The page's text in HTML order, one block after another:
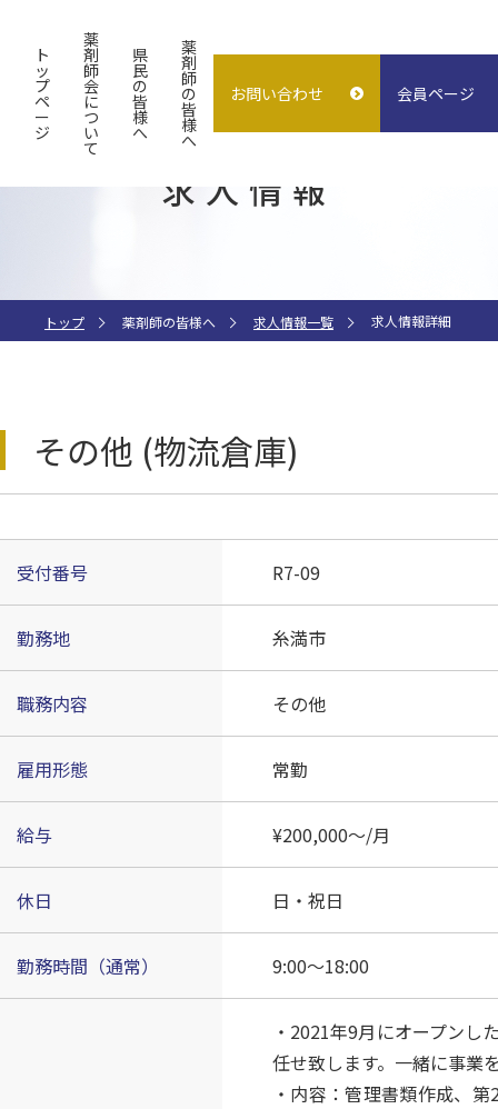
ト
ッ
プ
ペ
ー
ジ
薬
剤
師
会
に
つ
い
て
概要
試験検査センター
施設貸出
県
民
の
皆
様
へ
よくある質問
子どもの誤飲
薬
剤
師
の
皆
様
へ
入会案内
求人情報
（症状〜薬処方等）
お問い合わせ 会員ページ
求人情報
トップ 薬剤師の皆様へ 求人情報一覧 求人情報詳細
その他 (物流倉庫)
受付番号 R7-09
勤務地 糸満市
職務内容 その他
雇用形態 常勤
給与 ¥200,000～/月
休日 日・祝日
勤務時間（通常） 9:00～18:00
・2021年9月にオープンし
任せ致します。一緒に事業
・内容：管理書類作成、